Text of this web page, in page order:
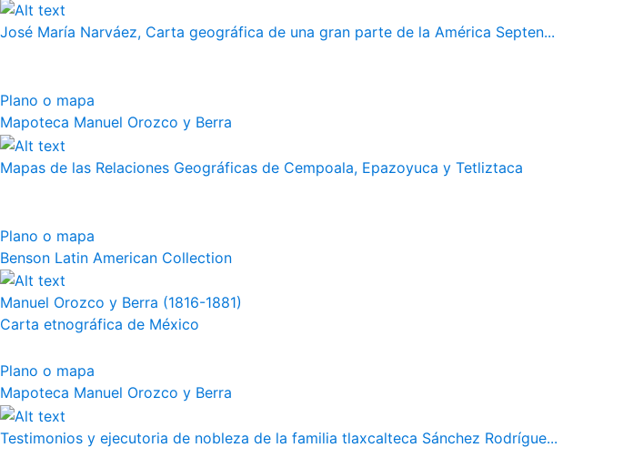
José María Narváez, Carta geográfica de una gran parte de la América Septen...
Plano o mapa
Mapoteca Manuel Orozco y Berra
Mapas de las Relaciones Geográficas de Cempoala, Epazoyuca y Tetliztaca
Plano o mapa
Benson Latin American Collection
Manuel Orozco y Berra (1816-1881)
Carta etnográfica de México
Plano o mapa
Mapoteca Manuel Orozco y Berra
Testimonios y ejecutoria de nobleza de la familia tlaxcalteca Sánchez Rodrígue...